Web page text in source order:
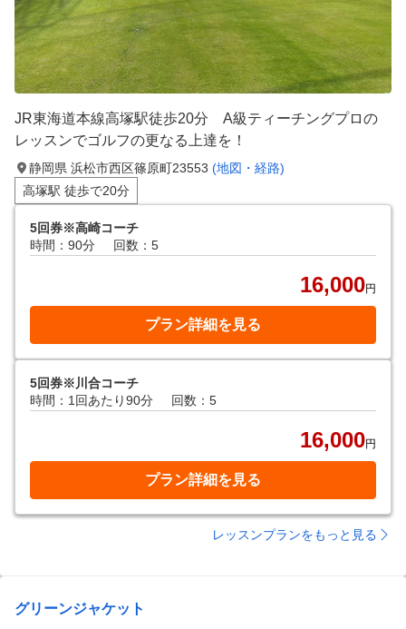
JR東海道本線高塚駅徒歩20分 A級ティーチングプロの
レッスンでゴルフの更なる上達を！
静岡県 浜松市西区篠原町23553 (地図・経路)
高塚駅 徒歩で20分
5回券※高崎コーチ
時間：90分
回数：5
16,000円
プラン詳細を見る
5回券※川合コーチ
時間：1回あたり90分
回数：5
16,000円
プラン詳細を見る
レッスンプランをもっと見る
グリーンジャケット